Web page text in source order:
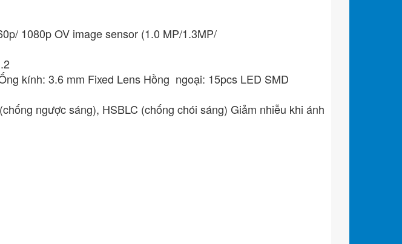
1080p OV image sensor (1.0 MP/1.3MP/
kính: 3.6 mm Fixed Lens Hồng ngoại: 15pcs LED SMD
ngược sáng), HSBLC (chống chói sáng) Giảm nhiễu khi ánh